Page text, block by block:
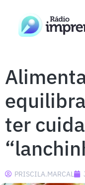
ter
PRISCILA.MARCAL